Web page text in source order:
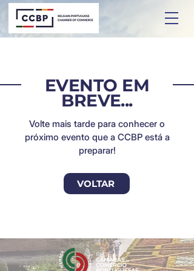
EVENTO EM
BREVE...
Volte mais tarde para conhecer o
próximo evento que a CCBP está a
preparar!
VOLTAR